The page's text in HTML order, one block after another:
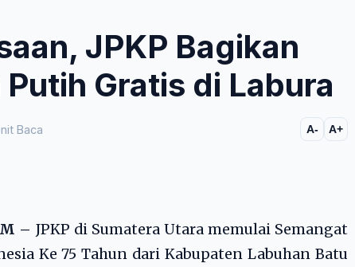
JPKP Bagikan
Gratis di Labura
Baca A- A+
– JPKP di Sumatera Utara memulai Semangat
Ke 75 Tahun dari Kabupaten Labuhan Batu